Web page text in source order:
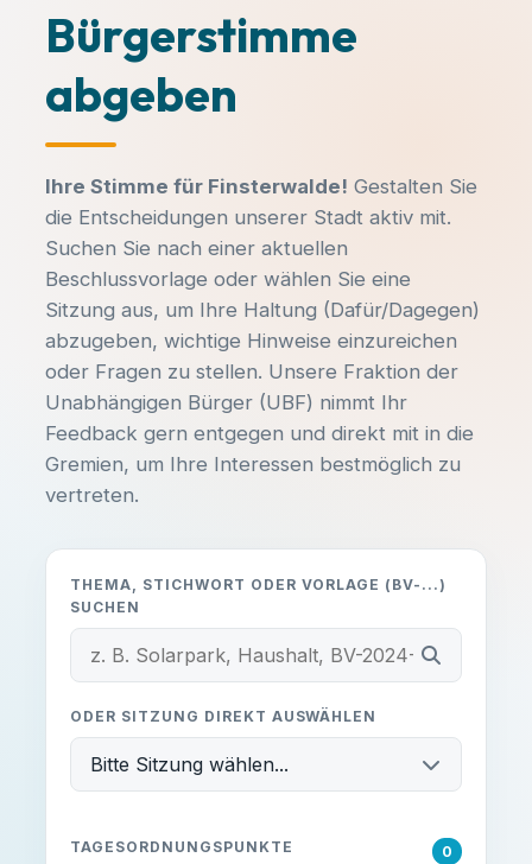
Bürgerstimme
abgeben
Ihre Stimme für Finsterwalde! Gestalten Sie
die Entscheidungen unserer Stadt aktiv mit.
Suchen Sie nach einer aktuellen
Beschlussvorlage oder wählen Sie eine
Sitzung aus, um Ihre Haltung (Dafür/Dagegen)
abzugeben, wichtige Hinweise einzureichen
oder Fragen zu stellen. Unsere Fraktion der
Unabhängigen Bürger (UBF) nimmt Ihr
Feedback gern entgegen und direkt mit in die
Gremien, um Ihre Interessen bestmöglich zu
vertreten.
THEMA, STICHWORT ODER VORLAGE (BV-...)
SUCHEN
ODER SITZUNG DIREKT AUSWÄHLEN
Bitte Sitzung wählen...
TAGESORDNUNGSPUNKTE 0
KATEGORIE
Veranstaltungstitel
DATUM
-
UHRZEIT
-
Beschreibung:
-
Finsterwalde aktiv
mitgestalten!
Kommunalpolitik entscheidet über den
Spielplatz um die Ecke, neue
Radwege und die Entwicklung unserer
Sängerstadt. Bei uns engagieren sich
Bürger für Bürger – ganz ohne
Parteibuch, Fraktionszwang oder
ideologische Vorgaben.
Hast du Ideen oder Anliegen?
Egal ob du dich aktiv einbringen
möchtest, Fragen zu unseren
lokales Problem melden willst –
melde dich unkompliziert bei uns!
info@ub-fiwa.de